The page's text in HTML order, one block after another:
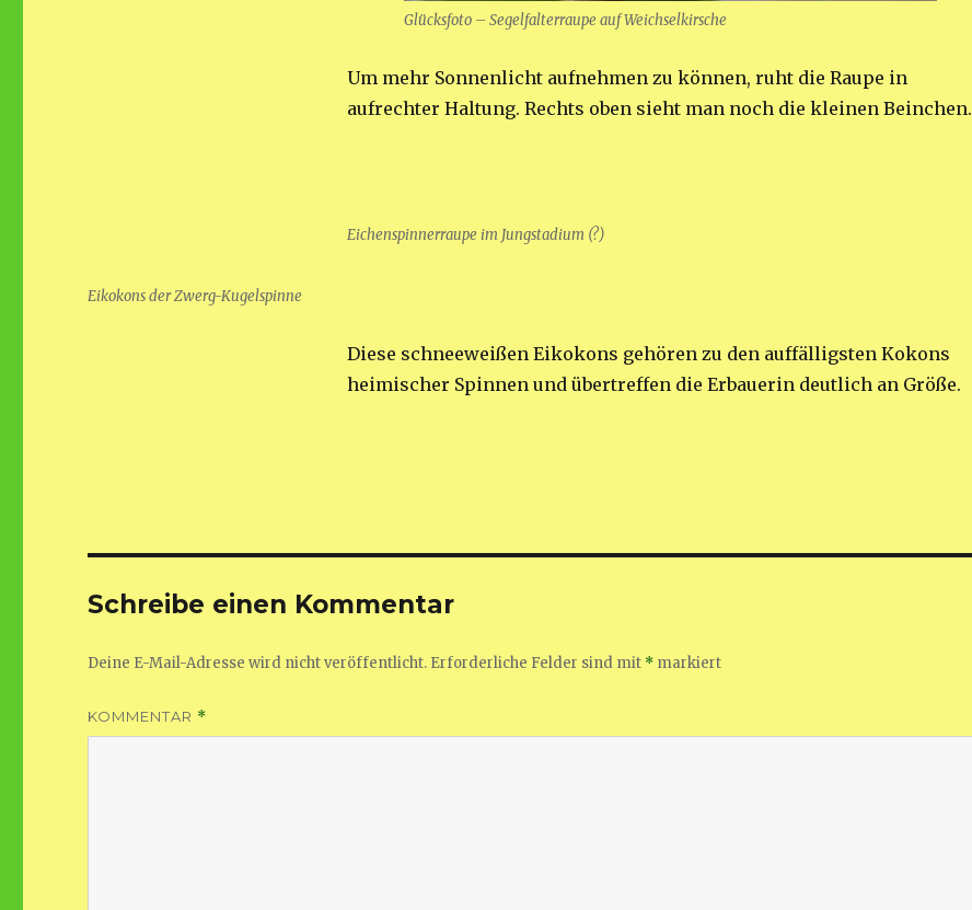
Glücksfoto – Segelfalterraupe auf Weichselkirsche
Um mehr Sonnenlicht aufnehmen zu können, ruht die Raupe in
aufrechter Haltung. Rechts oben sieht man noch die kleinen Beinchen.
Eichenspinnerraupe im Jungstadium (?)
Eikokons der Zwerg-Kugelspinne
Diese schneeweißen Eikokons gehören zu den auffälligsten Kokons
heimischer Spinnen und übertreffen die Erbauerin deutlich an Größe.
Schreibe einen Kommentar
Deine E-Mail-Adresse wird nicht veröffentlicht. Erforderliche Felder sind mit * markiert
KOMMENTAR *